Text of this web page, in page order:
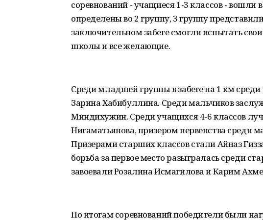
соревнований - учащиеся 1-3 классов - вошли
определены во 2 группу, 3 группу
заключительном забеге смогли испытать
школы и все желающие.
Среди младшей группы в забеге на 1 км среди
Зарина Хабибуллина. Среди мальчиков
Миндихужин. Среди учащихся 4-6 классов
Нигаматьянова, призером первенства среди
Призерами старших классов стали Айназ
борьба за первое место разыгралась среди
завоевали Розалина Исмагилова и Карим
По итогам соревнований победители были